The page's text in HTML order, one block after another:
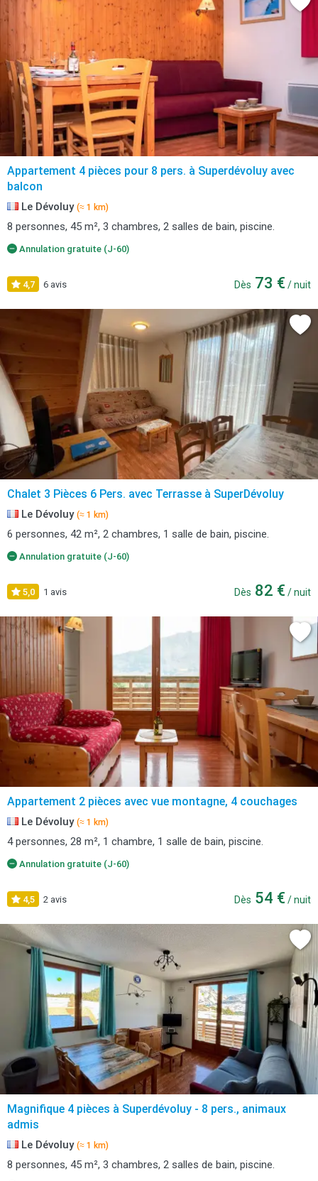
Appartement 4 pièces pour 8 pers. à Superdévoluy avec
balcon
Le Dévoluy (≈ 1 km)
8 personnes, 45 m², 3 chambres, 2 salles de bain, piscine.
Annulation gratuite (J-60)
4,7 6 avis Dès 73 € / nuit
Chalet 3 Pièces 6 Pers. avec Terrasse à SuperDévoluy
Le Dévoluy (≈ 1 km)
6 personnes, 42 m², 2 chambres, 1 salle de bain, piscine.
Annulation gratuite (J-60)
5,0 1 avis Dès 82 € / nuit
Appartement 2 pièces avec vue montagne, 4 couchages
Le Dévoluy (≈ 1 km)
4 personnes, 28 m², 1 chambre, 1 salle de bain, piscine.
Annulation gratuite (J-60)
4,5 2 avis Dès 54 € / nuit
Magnifique 4 pièces à Superdévoluy - 8 pers., animaux
admis
Le Dévoluy (≈ 1 km)
8 personnes, 45 m², 3 chambres, 2 salles de bain, piscine.